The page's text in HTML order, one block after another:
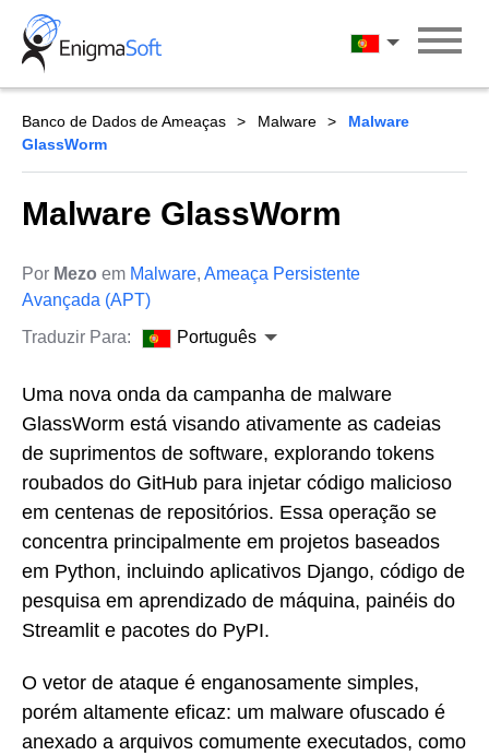
Skip
content
Português
Banco de Dados de Ameaças Malware
Malware
GlassWorm
Malware GlassWorm
Por Mezo em Malware, Ameaça Persistente
Avançada (APT)
Traduzir Para:
Português
Uma nova onda da campanha de malware
GlassWorm está visando ativamente as cadeias
de suprimentos de software, explorando tokens
roubados do GitHub para injetar código malicioso
em centenas de repositórios. Essa operação se
concentra principalmente em projetos baseados
em Python, incluindo aplicativos Django, código de
pesquisa em aprendizado de máquina, painéis do
Streamlit e pacotes do PyPI.
O vetor de ataque é enganosamente simples,
porém altamente eficaz: um malware ofuscado é
anexado a arquivos comumente executados, como